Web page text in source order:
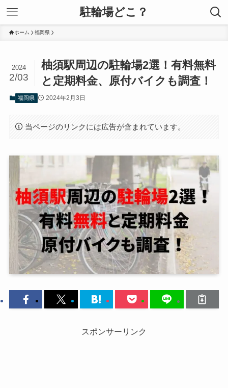
駐輪場どこ？
ホーム 福岡県
柚須駅周辺の駐輪場2選！有料無料
と定期料金、原付バイクも調査！
2024
2/03
福岡県 2024年2月3日
当ページのリンクには広告が含まれています。
スポンサーリンク